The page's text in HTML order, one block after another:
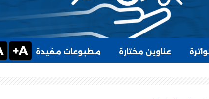
عناوين مختارة مطبوعات مفيدة A+